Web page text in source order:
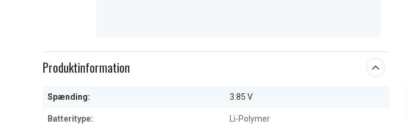
of
Produktinformation
Spænding: 3.85 V
Batteritype: Li-Polymer